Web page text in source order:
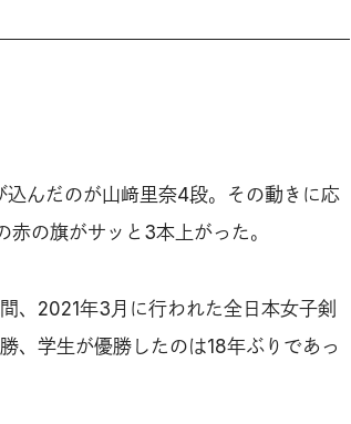
んだのが山﨑里奈4段。その動きに応
の旗がサッと3本上がった。
、2021年3月に行われた全日本女子剣
、学生が優勝したのは18年ぶりであっ